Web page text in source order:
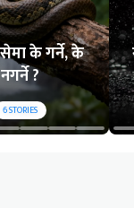
के गर्ने, के
नगर्ने ?
6STORIES